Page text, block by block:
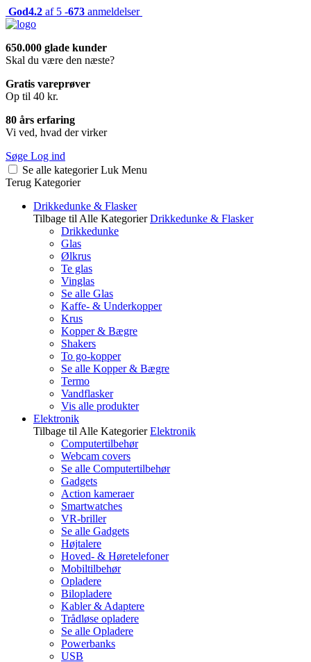
God4.2 af 5 -673 anmeldelser
650.000 glade kunder
Skal du være den næste?
Gratis vareprøver
Op til 40 kr.
80 års erfaring
Vi ved, hvad der virker
Søge Log ind
Se alle kategorier Luk Menu
Terug Kategorier
Drikkedunke & Flasker
Tilbage til Alle Kategorier Drikkedunke & Flasker
Drikkedunke
Glas
Ølkrus
Te glas
Vinglas
Se alle Glas
Kaffe- & Underkopper
Krus
Kopper & Bægre
Shakers
To go-kopper
Se alle Kopper & Bægre
Termo
Vandflasker
Vis alle produkter
Elektronik
Tilbage til Alle Kategorier Elektronik
Computertilbehør
Webcam covers
Se alle Computertilbehør
Gadgets
Action kameraer
Smartwatches
VR-briller
Se alle Gadgets
Højtalere
Hoved- & Høretelefoner
Mobiltilbehør
Opladere
Bilopladere
Kabler & Adaptere
Trådløse opladere
Se alle Opladere
Powerbanks
USB